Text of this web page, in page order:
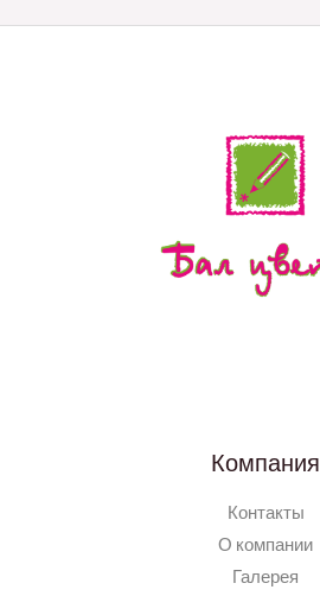
Компания
Контакты
О компании
Галерея